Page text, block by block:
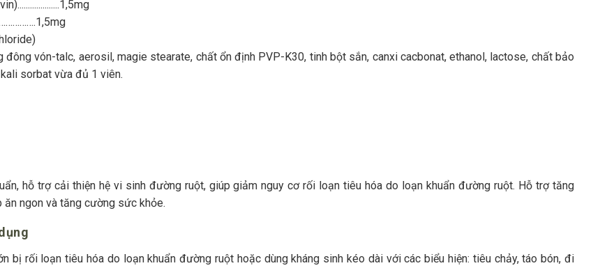
đông vón-talc, aerosil, magie stearate, chất ổn định PVP-K30, tinh bột sắn, canxi cacbonat, ethanol, lactose, chất bảo
sorbat vừa đủ 1 viên.
hỗ trợ cải thiện hệ vi sinh đường ruột, giúp giảm nguy cơ rối loạn tiêu hóa do loạn khuẩn đường ruột. Hỗ trợ tăng
ăn ngon và tăng cường sức khỏe.
bị rối loạn tiêu hóa do loạn khuẩn đường ruột hoặc dùng kháng sinh kéo dài với các biểu hiện: tiêu chảy, táo bón, đi